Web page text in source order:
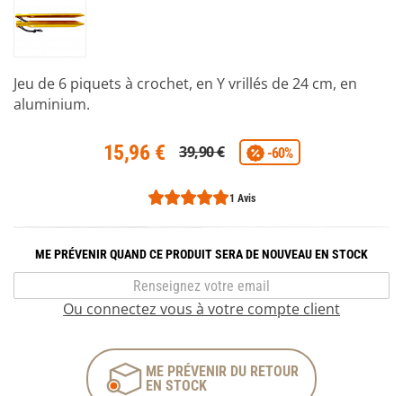
Jeu de 6 piquets à crochet, en Y vrillés de 24 cm, en
aluminium.
15,96 € 39,90 € -60%
1 Avis
ME PRÉVENIR QUAND CE PRODUIT SERA DE NOUVEAU EN STOCK
Ou connectez vous à votre compte client
ME PRÉVENIR DU RETOUR
EN STOCK